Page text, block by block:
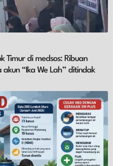
Timur di medsos: Ribuan
akun “Ika We Lah” ditindak